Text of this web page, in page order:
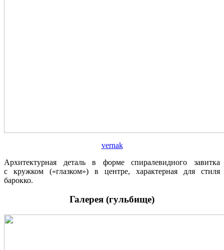
vernak
Архитектурная деталь в форме спиралевидного завитка
с кружком («глазком») в центре, характерная для стиля
барокко.
Галерея (гульбище)